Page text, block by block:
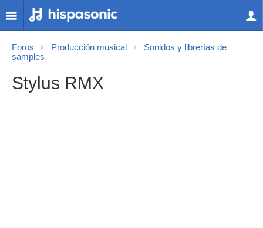
Foros Producción musical
Sonidos y librerías de
samples
Stylus RMX